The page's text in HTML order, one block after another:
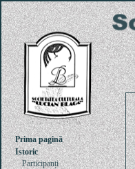
Prima pagină
Istoric
Participanți